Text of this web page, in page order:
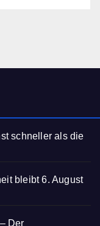
schneller als die
bleibt 6. August
Der